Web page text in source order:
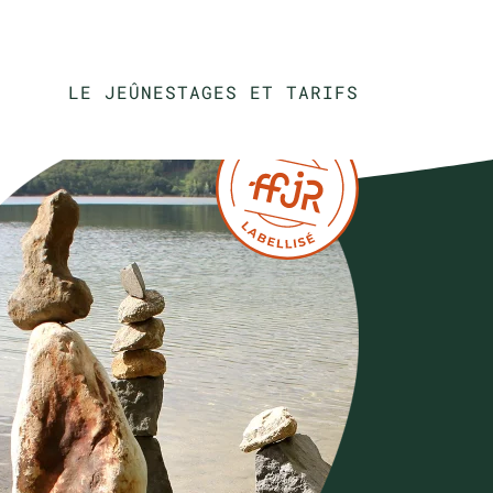
LE JEÛNESTAGES ET TARIFS